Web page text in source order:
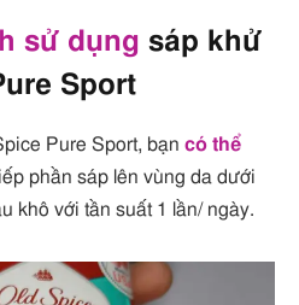
sử dụng sáp khử
Sport
Pure Sport, bạn có thể
phần sáp lên vùng da dưới
khô với tần suất 1 lần/ ngày.